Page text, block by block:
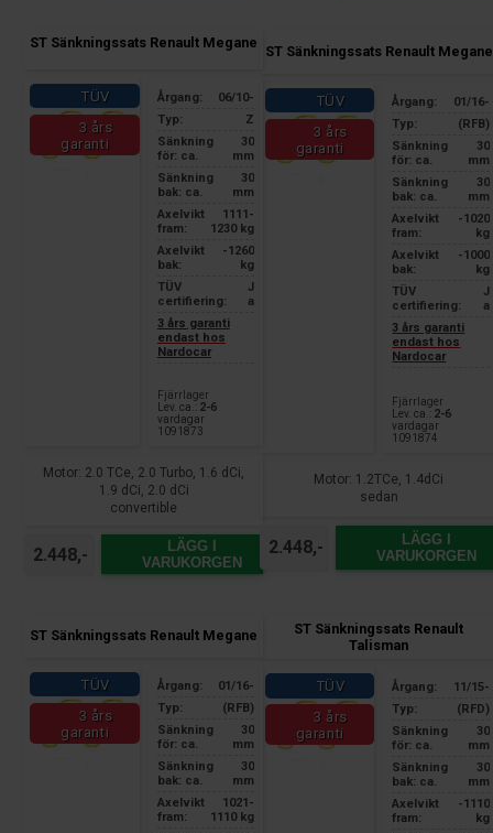
ST Sänkningssats Renault Megane
TÜV
3 års
garanti
Årgang:
06/10-
Typ:
Z
Sänkning
för: ca.
30
mm
Sänkning
bak: ca.
30
mm
Axelvikt
fram:
1111-
1230 kg
Axelvikt
bak:
-1260
kg
TÜV
certifiering:
J
a
3 års garanti
endast hos
Nardocar
Fjärrlager
Lev. ca.:
2-6
vardagar
1091873
Motor: 2.0 TCe, 2.0 Turbo, 1.6 dCi,
1.9 dCi, 2.0 dCi
convertible
2.448,-
LÄGG I
VARUKORGEN
ST Sänkningssats Renault Megane
TÜV
3 års
garanti
Årgang:
01/16-
Typ:
(RFB)
Sänkning
för: ca.
30
mm
Sänkning
bak: ca.
30
mm
Axelvikt
fram:
-1020
kg
Axelvikt
bak:
-1000
kg
TÜV
certifiering:
J
a
3 års garanti
endast hos
Nardocar
Fjärrlager
Lev. ca.: 2-6
vardagar
1091874
Motor: 1.2TCe, 1.4dCi
sedan
2.448,-
LÄGG I
VARUKORGEN
ST Sänkningssats Renault Megane
TÜV
3 års
garanti
Årgang:
01/16-
Typ:
(RFB)
Sänkning
för: ca.
30
mm
Sänkning
bak: ca.
30
mm
Axelvikt
fram:
1021-
1110 kg
ST Sänkningssats Renault
Talisman
TÜV
3 års
garanti
Årgang:
11/15-
Typ:
(RFD)
Sänkning
för: ca.
30
mm
Sänkning
bak: ca.
30
mm
Axelvikt
fram:
-1110
kg